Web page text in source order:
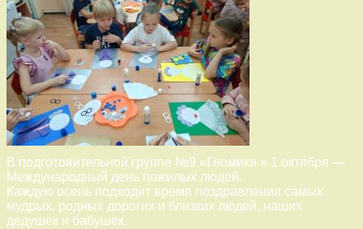
В подготовительной группе №9 «Гномики » 1 октября —
Международный день пожилых людей.
Каждую осень подходит время поздравления самых
мудрых, родных дорогих и близких людей, наших
дедушек и бабушек.